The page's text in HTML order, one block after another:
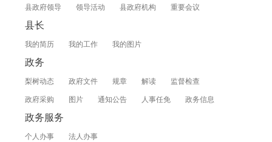
县政府领导 领导活动 县政府机构 重要会议
县长
我的简历 我的工作 我的图片
政务
梨树动态 政府文件 规章 解读 监督检查
政府采购 图片 通知公告 人事任免 政务信息
政务服务
个人办事 法人办事